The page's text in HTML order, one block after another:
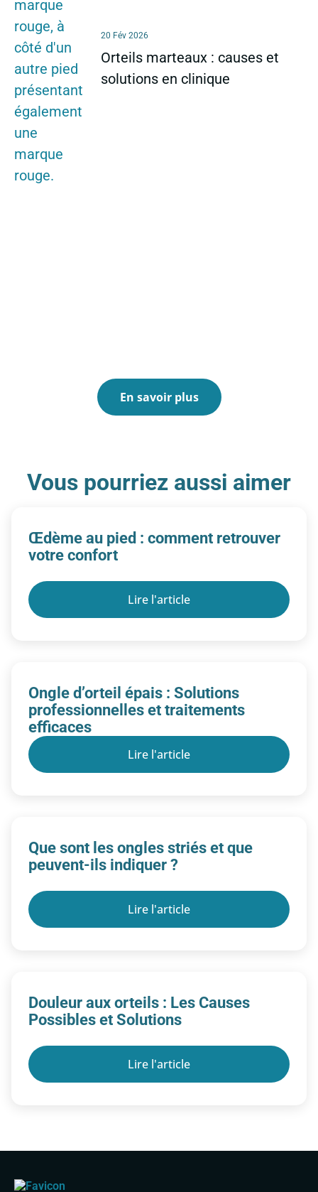
20 Fév 2026
Orteils marteaux : causes et
solutions en clinique
En savoir plus
Vous pourriez aussi aimer
Œdème au pied : comment retrouver
votre confort
Lire l'article
Ongle d’orteil épais : Solutions
professionnelles et traitements
efficaces
Lire l'article
Que sont les ongles striés et que
peuvent-ils indiquer ?
Lire l'article
Douleur aux orteils : Les Causes
Possibles et Solutions
Lire l'article